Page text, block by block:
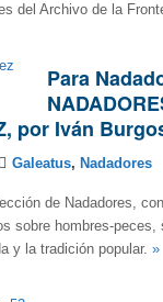
del Archivo de la
Para
por Iván
Galeatus, Nadadores
de Nadadores,
sobre hombres-peces,
y la tradición popular. »